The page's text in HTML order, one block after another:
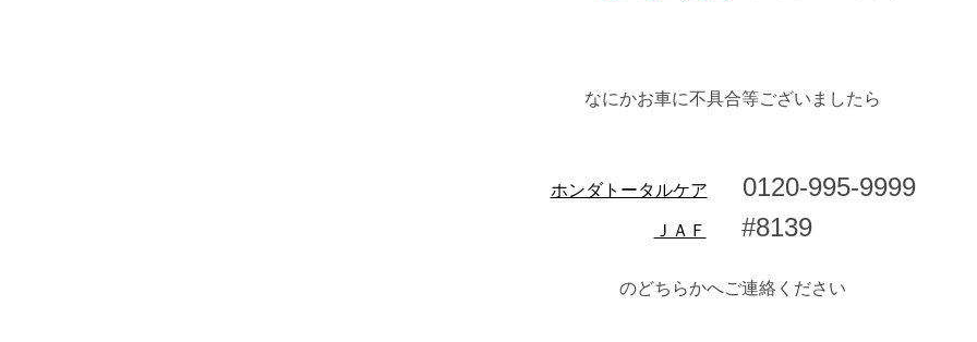
なにかお車に不具合等ございましたら
ホンダトータルケア 0120-995-9999
ＪＡＦ #8139
のどちらかへご連絡ください